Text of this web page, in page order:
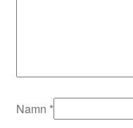
Namn *